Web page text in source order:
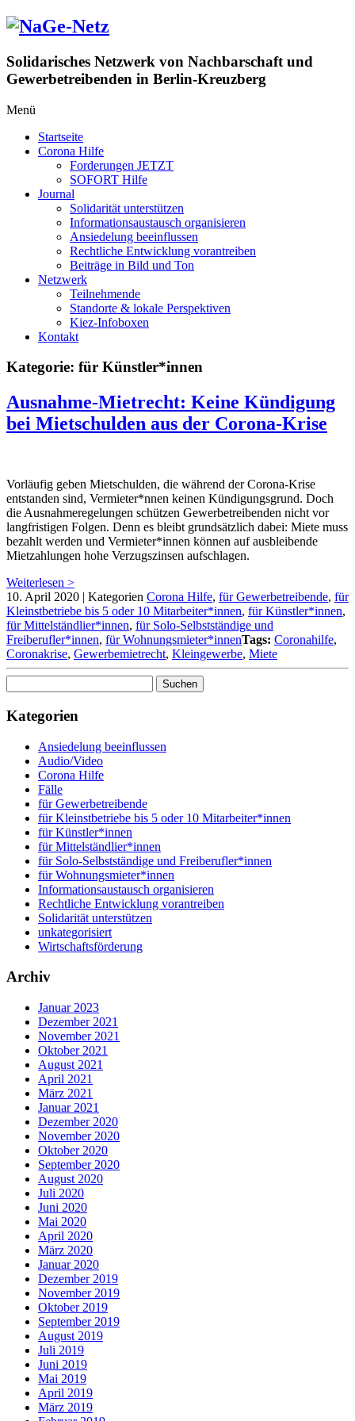
Zum
Inhalt
Solidarisches Netzwerk von Nachbarschaft und
Gewerbetreibenden in Berlin-Kreuzberg
Menü
Startseite
Corona Hilfe
Forderungen JETZT
SOFORT Hilfe
Journal
Solidarität unterstützen
Informationsaustausch organisieren
Ansiedelung beeinflussen
Rechtliche Entwicklung vorantreiben
Beiträge in Bild und Ton
Netzwerk
Teilnehmende
Standorte & lokale Perspektiven
Kiez-Infoboxen
Kontakt
Kategorie: für Künstler*innen
Ausnahme-Mietrecht: Keine Kündigung
bei Mietschulden aus der Corona-Krise
Vorläufig geben Mietschulden, die während der Corona-Krise
entstanden sind, Vermieter*nnen keinen Kündigungsgrund. Doch
die Ausnahmeregelungen schützen Gewerbetreibenden nicht vor
langfristigen Folgen. Denn es bleibt grundsätzlich dabei: Miete muss
bezahlt werden und Vermieter*innen können auf ausbleibende
Mietzahlungen hohe Verzugszinsen aufschlagen.
Weiterlesen >
10. April 2020 | Kategorien Corona Hilfe, für Gewerbetreibende, für
Kleinstbetriebe bis 5 oder 10 Mitarbeiter*innen, für Künstler*innen,
für Mittelständlier*innen, für Solo-Selbstständige und
Freiberufler*innen, für Wohnungsmieter*innenTags: Coronahilfe,
Coronakrise, Gewerbemietrecht, Kleingewerbe, Miete
nach:
Kategorien
Ansiedelung beeinflussen
Audio/Video
Corona Hilfe
Fälle
für Gewerbetreibende
für Kleinstbetriebe bis 5 oder 10 Mitarbeiter*innen
für Künstler*innen
für Mittelständlier*innen
für Solo-Selbstständige und Freiberufler*innen
für Wohnungsmieter*innen
Informationsaustausch organisieren
Rechtliche Entwicklung vorantreiben
Solidarität unterstützen
unkategorisiert
Wirtschaftsförderung
Archiv
Januar 2023
Dezember 2021
November 2021
Oktober 2021
August 2021
April 2021
März 2021
Januar 2021
Dezember 2020
November 2020
Oktober 2020
September 2020
August 2020
Juli 2020
Juni 2020
Mai 2020
April 2020
März 2020
Januar 2020
Dezember 2019
November 2019
Oktober 2019
September 2019
August 2019
Juli 2019
Juni 2019
Mai 2019
April 2019
März 2019